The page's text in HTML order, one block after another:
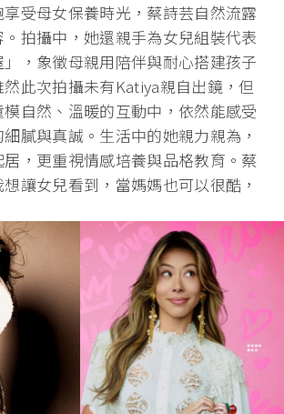
受母女保養時光，蔡詩芸自然流露
拍攝中，她還親手為女兒組裝代表
，象徵母親用陪伴與耐心搭建孩子
此次拍攝未有Katiya親自出鏡，但
自然、溫暖的互動中，依然能感受
膩與真誠。生活中的她親力親為，
，更重視情感培養與品格教育。蔡
讓女兒看到，當媽媽也可以很酷，